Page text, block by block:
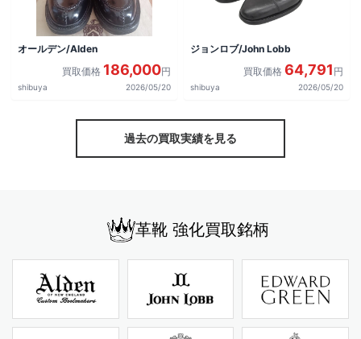
オールデン/Alden
買取価格 186,000円
shibuya 2026/05/20
ジョンロブ/John Lobb
買取価格 64,791 円
shibuya 2026/05/20
過去の買取実績を見る
革靴 強化買取銘柄